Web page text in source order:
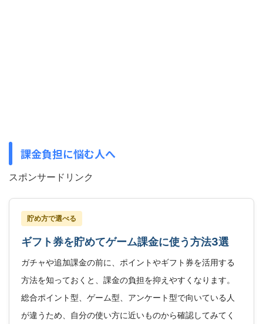
課金負担に悩む人へ
スポンサードリンク
貯め方で選べる
ギフト券を貯めてゲーム課金に使う方法3選
ガチャや追加課金の前に、ポイントやギフト券を活用する
方法を知っておくと、課金の負担を抑えやすくなります。
総合ポイント型、ゲーム型、アンケート型で向いている人
が違うため、自分の使い方に近いものから確認してみてく